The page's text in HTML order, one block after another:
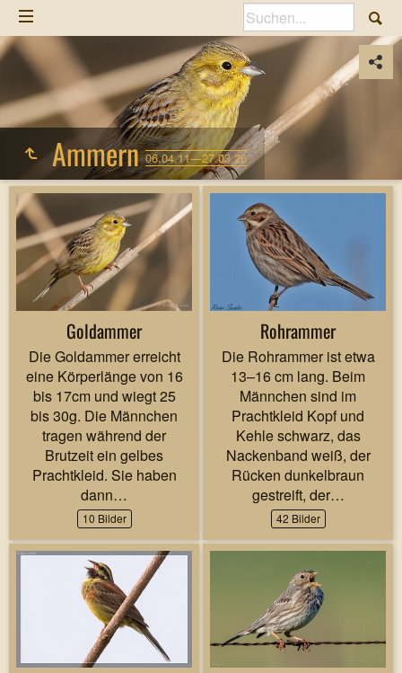
Ammern06.04.11—27.03.26
Goldammer
Die Goldammer erreicht
eine Körperlänge von 16
bis 17cm und wiegt 25
bis 30g. Die Männchen
tragen während der
Brutzeit ein gelbes
Prachtkleid. Sie haben
dann…
10 Bilder
Rohrammer
Die Rohrammer ist etwa
13–16 cm lang. Beim
Männchen sind im
Prachtkleid Kopf und
Kehle schwarz, das
Nackenband weiß, der
Rücken dunkelbraun
gestreift, der…
42 Bilder